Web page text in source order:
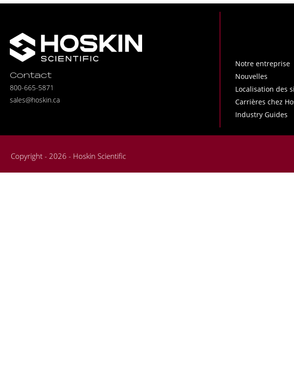
Contact
800-665-5871
sales@hoskin.ca
Notre entreprise
Nouvelles
Localisation des
Carrières chez
Industry Guides
Copyright - 2026 - Hoskin Scientific